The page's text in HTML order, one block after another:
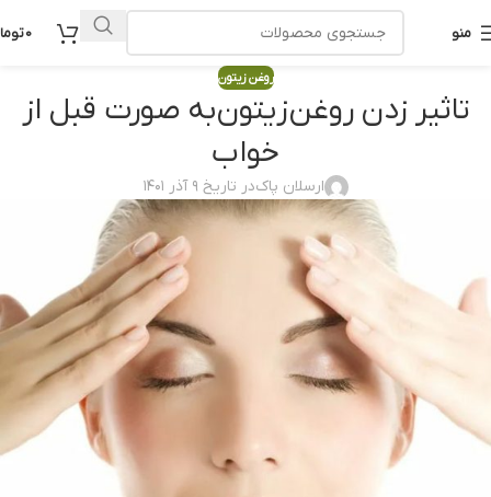
منو 0
روغن زیتون
تاثیر زدن روغن زیتون به صورت قبل از
خواب
ارسلان پاکدر تاریخ ۹ آذر ۱۴۰۱